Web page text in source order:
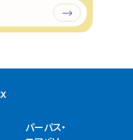
NTTマーケティングアクト
パーパス・